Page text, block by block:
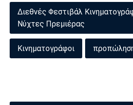
Διεθνές Φεστιβάλ
Νύχτες Πρεμιέρας
Κινηματογράφοι